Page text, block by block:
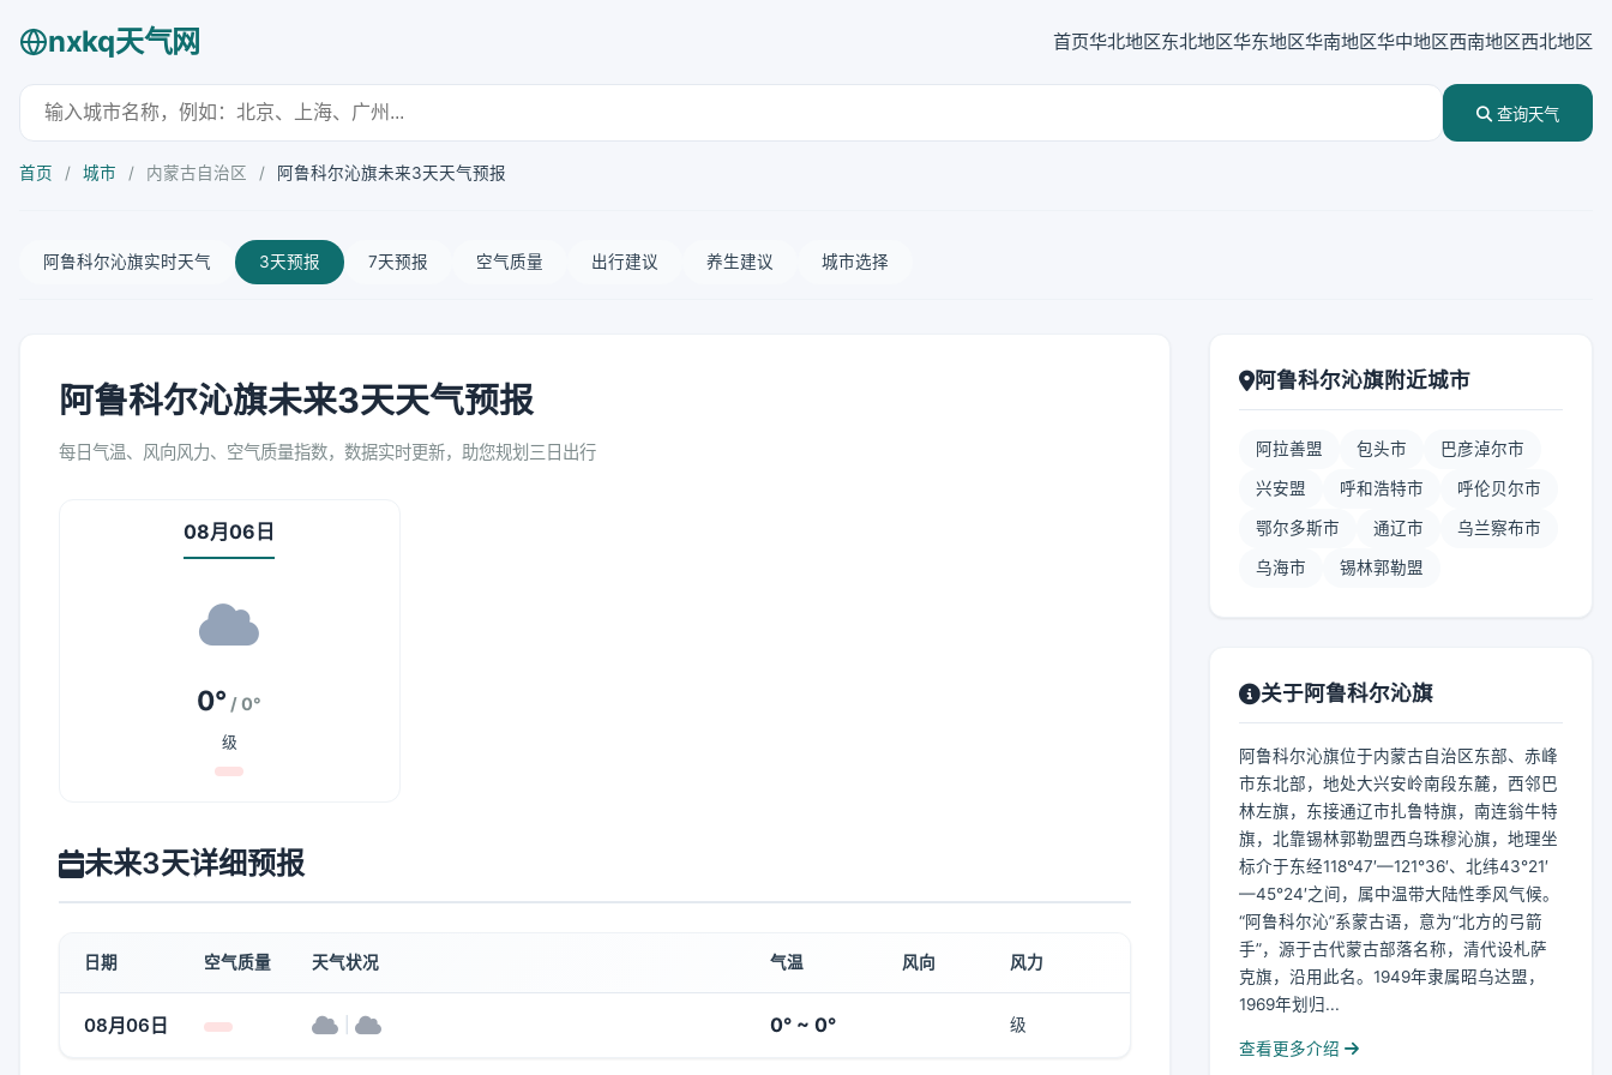
nxkq天气网 首页华北地区东北地区华东地区华南地区华中地区西南地区西北地区
查询天气
首页 / 城市 / 内蒙古自治区 / 阿鲁科尔沁旗未来3天天气预报
阿鲁科尔沁旗实时天气 3天预报 7天预报 空气质量 出行建议 养生建议 城市选择
阿鲁科尔沁旗未来3天天气预报
每日气温、风向风力、空气质量指数，数据实时更新，助您规划三日出行
08月06日
0° / 0°
级
未来3天详细预报
日期 空气质量 天气状况 气温 风向 风力
08月06日 0° ~ 0° 级
阿鲁科尔沁旗附近城市
阿拉善盟 包头市 巴彦淖尔市
兴安盟 呼和浩特市 呼伦贝尔市
鄂尔多斯市 通辽市 乌兰察布市
乌海市 锡林郭勒盟
关于阿鲁科尔沁旗
阿鲁科尔沁旗位于内蒙古自治区东部、赤峰
市东北部，地处大兴安岭南段东麓，西邻巴
林左旗，东接通辽市扎鲁特旗，南连翁牛特
旗，北靠锡林郭勒盟西乌珠穆沁旗，地理坐
标介于东经118°47′—121°36′、北纬43°21′
—45°24′之间，属中温带大陆性季风气候。
“阿鲁科尔沁”系蒙古语，意为“北方的弓箭
手”，源于古代蒙古部落名称，清代设札萨
克旗，沿用此名。1949年隶属昭乌达盟，
1969年划归...
查看更多介绍